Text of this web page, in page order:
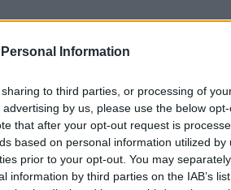
Information
to third parties, or processing of
by us, please use the below
that after your opt-out request is
based on personal information utilized by
prior to your opt-out. You may
information by third parties on the IAB’s